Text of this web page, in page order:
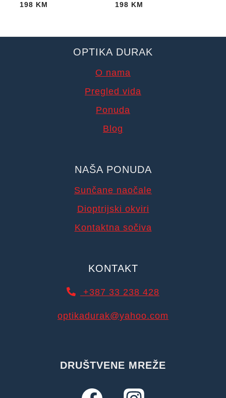
198 KM 198 KM
OPTIKA DURAK
O nama
Pregled vida
Ponuda
Blog
NAŠA PONUDA
Sunčane naočale
Dioptrijski okviri
Kontaktna sočiva
KONTAKT
+387 33 238 428
optikadurak@yahoo.com
DRUŠTVENE MREŽE